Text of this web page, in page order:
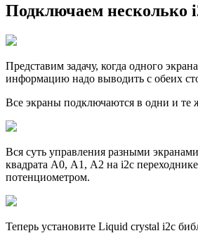
Подключаем несколько
Представим задачу, когда одного
информацию надо выводить с обеих
Все экраны подключаются в одни и те
Вся суть управления разными
квадрата А0, А1, А2 на i2c
потенциометром.
Теперь установите Liquid crystal i2c